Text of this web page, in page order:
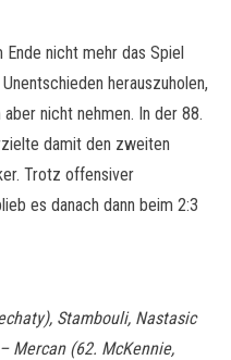
nicht mehr das Spiel
herauszuholen,
nicht nehmen. In der 88.
damit den zweiten
Trotz offensiver
es danach dann beim 2:3
Stambouli, Nastasic
Mercan (62. McKennie,